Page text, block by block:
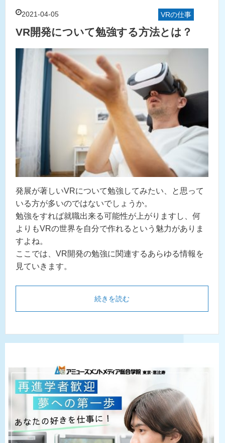
2021-04-05 VRの仕事
VR開発について勉強する方法とは？
発展が著しいVRについて勉強してみたい、と思って
いる方が多いのではないでしょうか。
勉強をすれば就職出来る可能性が上がりますし、何
よりもVRの世界を自分で作れるという魅力がありま
すよね。
ここでは、VR開発の勉強に関連するあらゆる情報を
見ていきます。
続きを読む